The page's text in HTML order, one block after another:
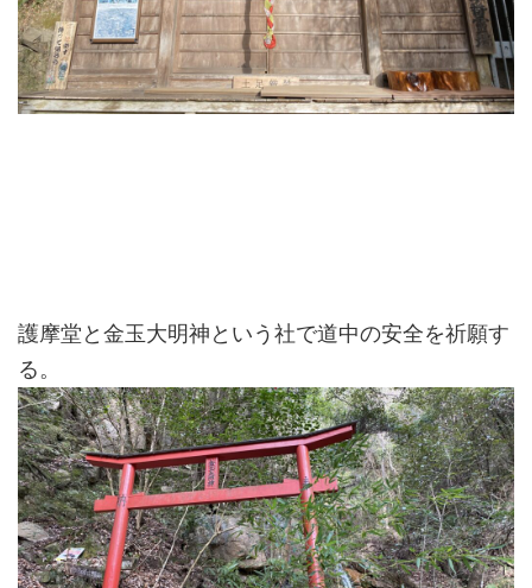
護摩堂と金玉大明神という社で道中の安全を祈願す
る。